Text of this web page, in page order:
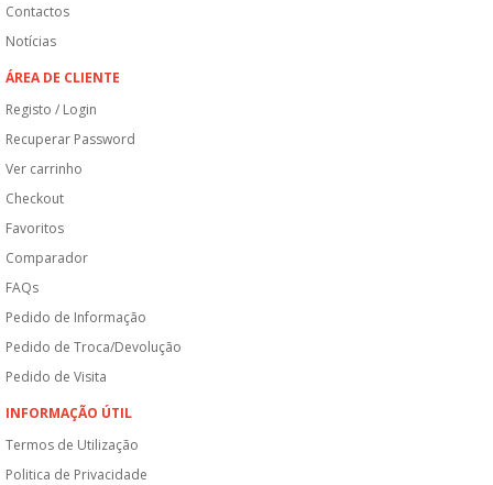
Contactos
Notícias
ÁREA DE CLIENTE
Registo / Login
Recuperar Password
Ver carrinho
Checkout
Favoritos
Comparador
FAQs
Pedido de Informação
Pedido de Troca/Devolução
Pedido de Visita
INFORMAÇÃO ÚTIL
Termos de Utilização
Politica de Privacidade